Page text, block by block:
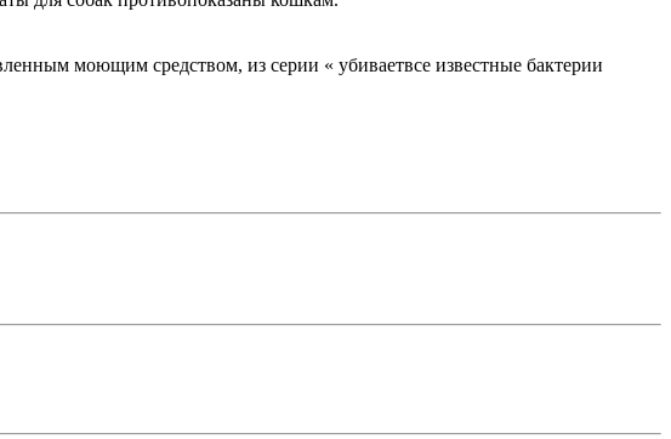
моющим средством, из серии « убиваетвсе известные бактерии